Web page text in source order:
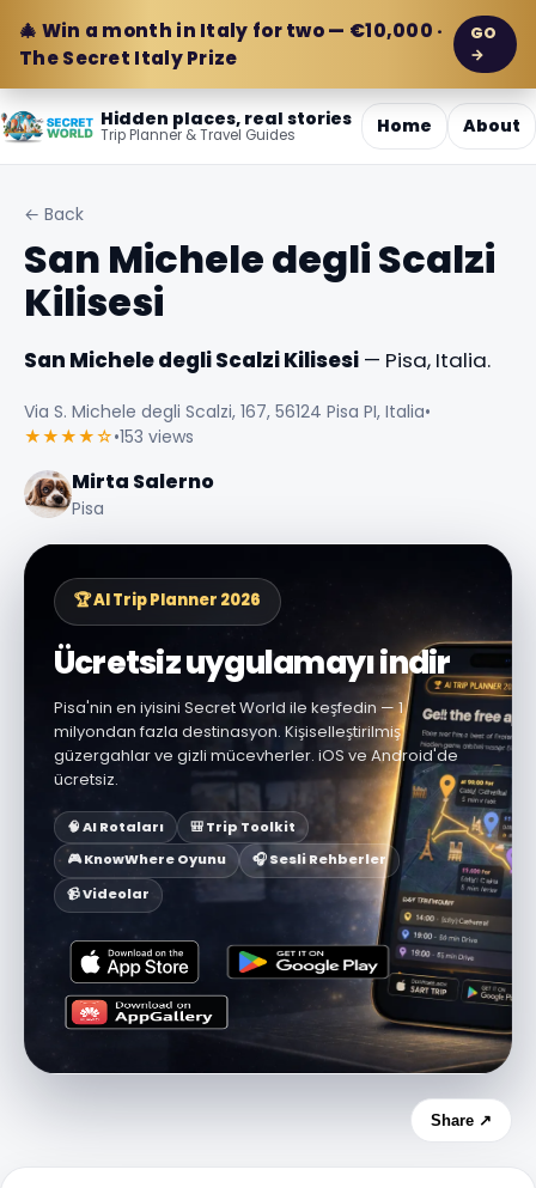
🎄 Win a month in Italy for two — €10,000 ·
The Secret Italy Prize
GO
→
Hidden places, real stories
Trip Planner & Travel Guides Home About
← Back
San Michele degli Scalzi
Kilisesi
San Michele degli Scalzi Kilisesi — Pisa, Italia.
Via S. Michele degli Scalzi, 167, 56124 Pisa PI, Italia•
★★★★☆•153 views
Mirta Salerno
Pisa
🏆 AI Trip Planner 2026
Ücretsiz uygulamayı indir
Pisa'nin en iyisini Secret World ile keşfedin — 1
milyondan fazla destinasyon. Kişiselleştirilmiş
güzergahlar ve gizli mücevherler. iOS ve Android'de
ücretsiz.
🧠 AI Rotaları
🎒 Trip Toolkit
🎮 KnowWhere Oyunu
🎧 Sesli Rehberler
📹 Videolar
Share ↗